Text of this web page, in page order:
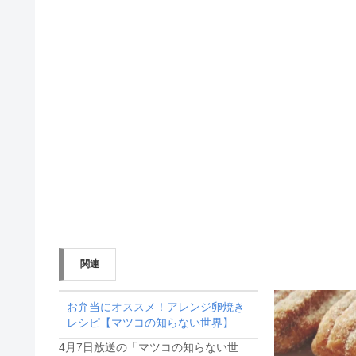
関連
お弁当にオススメ！アレンジ卵焼き
レシピ【マツコの知らない世界】
4月7日放送の「マツコの知らない世